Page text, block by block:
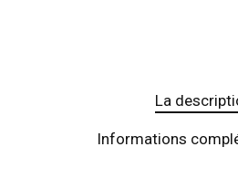
La
Informations